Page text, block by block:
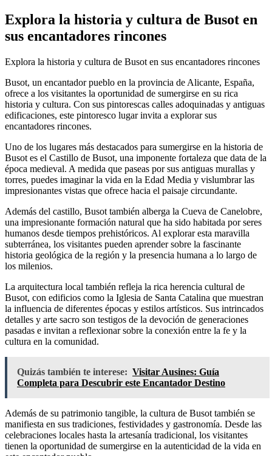
Explora la historia y cultura de Busot en
sus encantadores rincones
Explora la historia y cultura de Busot en sus encantadores rincones
Busot, un encantador pueblo en la provincia de Alicante, España,
ofrece a los visitantes la oportunidad de sumergirse en su rica
historia y cultura. Con sus pintorescas calles adoquinadas y antiguas
edificaciones, este pintoresco lugar invita a explorar sus
encantadores rincones.
Uno de los lugares más destacados para sumergirse en la historia de
Busot es el Castillo de Busot, una imponente fortaleza que data de la
época medieval. A medida que paseas por sus antiguas murallas y
torres, puedes imaginar la vida en la Edad Media y vislumbrar las
impresionantes vistas que ofrece hacia el paisaje circundante.
Además del castillo, Busot también alberga la Cueva de Canelobre,
una impresionante formación natural que ha sido habitada por seres
humanos desde tiempos prehistóricos. Al explorar esta maravilla
subterránea, los visitantes pueden aprender sobre la fascinante
historia geológica de la región y la presencia humana a lo largo de
los milenios.
La arquitectura local también refleja la rica herencia cultural de
Busot, con edificios como la Iglesia de Santa Catalina que muestran
la influencia de diferentes épocas y estilos artísticos. Sus intrincados
detalles y arte sacro son testigos de la devoción de generaciones
pasadas e invitan a reflexionar sobre la conexión entre la fe y la
cultura en la comunidad.
Quizás también te interese: Visitar Ausines: Guía
Completa para Descubrir este Encantador Destino
Además de su patrimonio tangible, la cultura de Busot también se
manifiesta en sus tradiciones, festividades y gastronomía. Desde las
celebraciones locales hasta la artesanía tradicional, los visitantes
tienen la oportunidad de sumergirse en la autenticidad de la vida en